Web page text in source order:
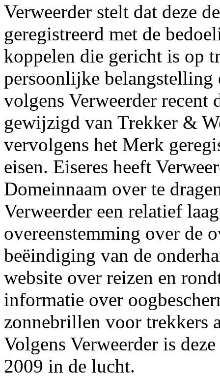
Verweerder stelt dat deze
geregistreerd met de
koppelen die gericht is op
persoonlijke belangstelling
volgens Verweerder recent
gewijzigd van Trekker &
vervolgens het Merk
eisen. Eiseres heeft
Domeinnaam over te
Verweerder een relatief
overeenstemming over de
beëindiging van de
website over reizen en
informatie over
zonnebrillen voor trekkers
Volgens Verweerder is
2009 in de lucht.